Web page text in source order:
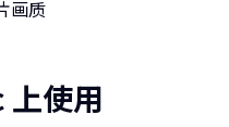
上使用